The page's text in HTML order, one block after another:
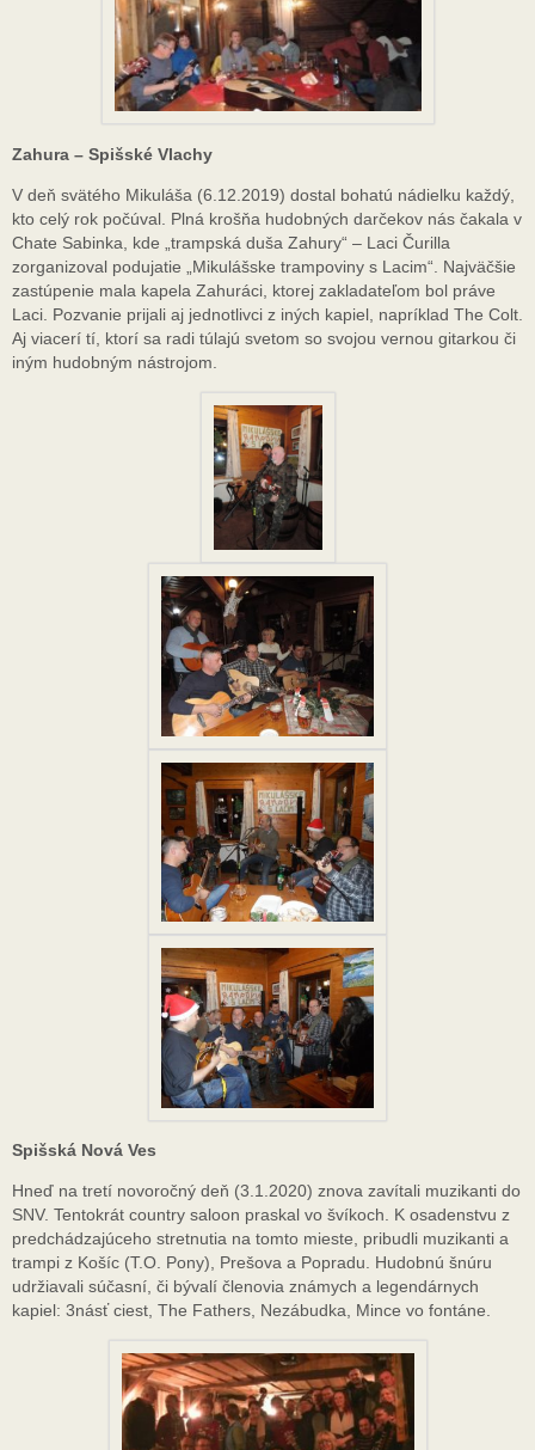
Zahura – Spišské Vlachy
V deň svätého Mikuláša (6.12.2019) dostal bohatú nádielku každý,
kto celý rok počúval. Plná krošňa hudobných darčekov nás čakala v
Chate Sabinka, kde „trampská duša Zahury“ – Laci Čurilla
zorganizoval podujatie „Mikulášske trampoviny s Lacim“. Najväčšie
zastúpenie mala kapela Zahuráci, ktorej zakladateľom bol práve
Laci. Pozvanie prijali aj jednotlivci z iných kapiel, napríklad The Colt.
Aj viacerí tí, ktorí sa radi túlajú svetom so svojou vernou gitarkou či
iným hudobným nástrojom.
Spišská Nová Ves
Hneď na tretí novoročný deň (3.1.2020) znova zavítali muzikanti do
SNV. Tentokrát country saloon praskal vo švíkoch. K osadenstvu z
predchádzajúceho stretnutia na tomto mieste, pribudli muzikanti a
trampi z Košíc (T.O. Pony), Prešova a Popradu. Hudobnú šnúru
udržiavali súčasní, či bývalí členovia známych a legendárnych
kapiel: 3násť ciest, The Fathers, Nezábudka, Mince vo fontáne.